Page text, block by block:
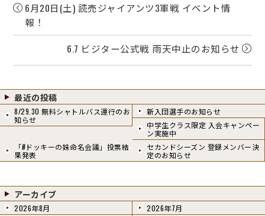
6月20日(土) 読売ジャイアンツ3軍戦 イベント情
報！
6.7 ビジター公式戦 雨天中止のお知らせ
最近の投稿
8/29.30 無料シャトルバス運行のお
知らせ
新入団選手のお知らせ
中学生クラス限定 入会キャンペー
ン実施中
「#ドッキーの妹命名会議」投票結
果発表
セカンドシーズン 登録メンバー決
定のお知らせ
アーカイブ
2026年8月
2026年7月